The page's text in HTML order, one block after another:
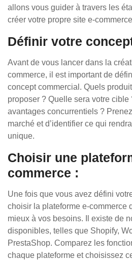
allons vous guider à travers les
créer votre propre site e-
Définir votre
Avant de vous lancer dans la
commerce, il est important de
concept commercial. Quels
proposer ? Quelle sera votre cible
avantages concurrentiels ?
marché et d’identifier ce qui
unique.
Choisir une
commerce :
Une fois que vous avez défini
choisir la plateforme e-commerce
mieux à vos besoins. Il existe de
disponibles, telles que Shopify,
PrestaShop. Comparez les
chaque plateforme et choisissez